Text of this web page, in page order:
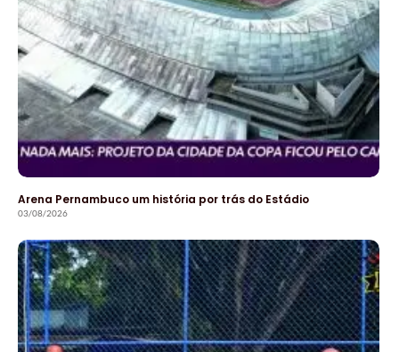
Arena Pernambuco um história por trás do Estádio
03/08/2026